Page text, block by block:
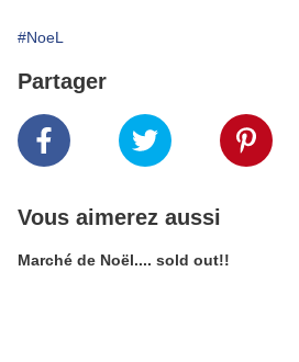
#NoeL
Partager
Vous aimerez aussi
Marché de Noël.... sold out!!